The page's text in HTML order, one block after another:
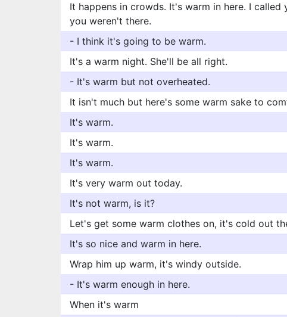
It happens in crowds. It's warm in here. I called
you weren't there.
- I think it's going to be warm.
It's a warm night. She'll be all right.
- It's warm but not overheated.
It isn't much but here's some warm sake to
It's warm.
It's warm.
It's warm.
It's very warm out today.
It's not warm, is it?
Let's get some warm clothes on, it's cold out
It's so nice and warm in here.
Wrap him up warm, it's windy outside.
- It's warm enough in here.
When it's warm